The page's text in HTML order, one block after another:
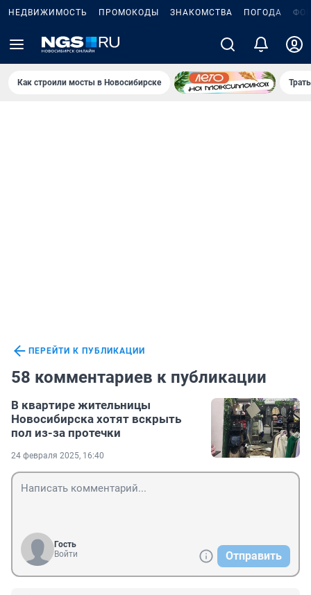
НЕДВИЖИМОСТЬ ПРОМОКОДЫ ЗНАКОМСТВА ПОГОДА
Как строили мосты в Новосибирске
ПЕРЕЙТИ К ПУБЛИКАЦИИ
58 комментариев к публикации
В квартире жительницы
Новосибирска хотят вскрыть
пол из-за протечки
24 февраля 2025, 16:40
Гость
Войти
Отправить